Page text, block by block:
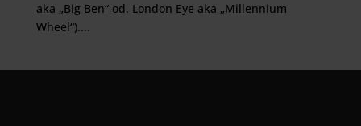
aka „Big Ben“ od. London Eye aka „Millennium
Wheel“)....